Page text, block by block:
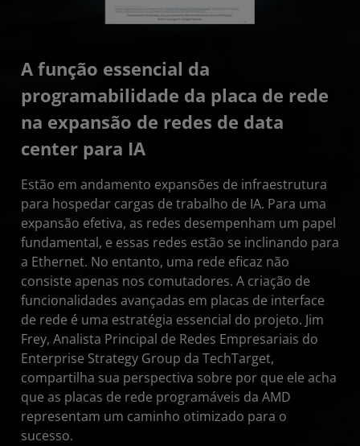
A função essencial da
programabilidade da placa de rede
na expansão de redes de data
center para IA
Estão em andamento expansões de infraestrutura
para hospedar cargas de trabalho de IA. Para uma
expansão efetiva, as redes desempenham um papel
fundamental, e essas redes estão se inclinando para
a Ethernet. No entanto, uma rede eficaz não
consiste apenas nos comutadores. A criação de
funcionalidades avançadas em placas de interface
de rede é uma estratégia essencial do projeto. Jim
Frey, Analista Principal de Redes Empresariais do
Enterprise Strategy Group da TechTarget,
compartilha sua perspectiva sobre por que ele acha
que as placas de rede programáveis da AMD
representam um caminho otimizado para o
sucesso.